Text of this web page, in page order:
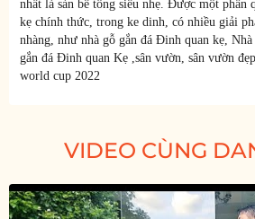
nhất là sàn bê tông siêu nhẹ. Được một phần
kẹ chính thức, trong ke dinh, có nhiều giải
nhàng, như nhà gỗ gắn đá Đinh quan kẹ,
gắn đá Đinh quan Kẹ ,sân vườn, sân vườn
world cup 2022
VIDEO CÙNG